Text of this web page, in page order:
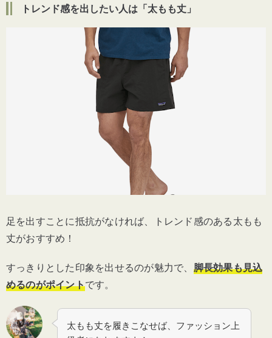
トレンド感を出したい人は「太もも丈」
足を出すことに抵抗がなければ、トレンド感のある太もも
丈がおすすめ！
すっきりとした印象を出せるのが魅力で、 脚長効果も見込
めるのがポイントです。
太もも丈を履きこなせば、ファッション上